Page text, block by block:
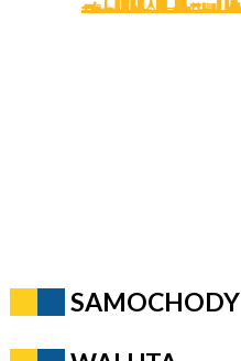
SAMOCHODY